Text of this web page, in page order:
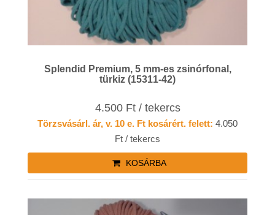
Splendid Premium, 5 mm-es zsinórfonal,
türkiz (15311-42)
4.500 Ft / tekercs
Törzsvásárl. ár, v. 10 e. Ft kosárért. felett: 4.050
Ft / tekercs
KOSÁRBA